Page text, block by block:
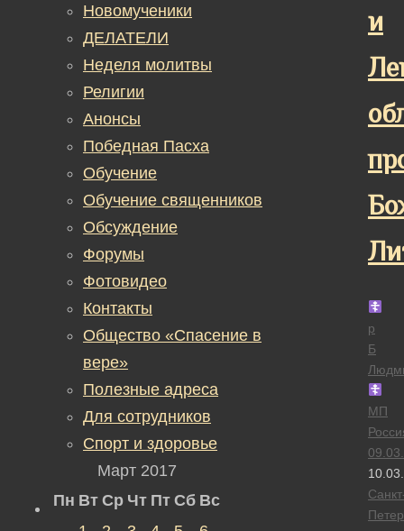
и
р
Б
МП
Новомученики
ДЕЛАТЕЛИ
Неделя молитвы
Религии
Анонсы
Победная Пасха
Обучение
Обучение священников
Обсуждение
Форумы
Фотовидео
Контакты
Общество «Спасение в
вере»
Полезные адреса
Для сотрудников
Спорт и здоровье
Март 2017
Пн Вт Ср Чт Пт Сб Вс